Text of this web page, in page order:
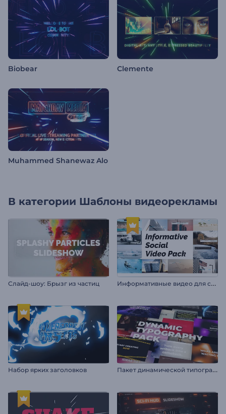
Biobear Clemente
Muhammed Shanewaz Alo
В категории Шаблоны видеорекламы
Слайд-шоу: Брызг из частиц И
нформативные видео для соцсетей
Набор ярких заголовков П
акет динамической типографики